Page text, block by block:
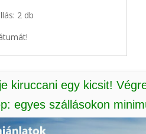
2 db
kiruccani egy kicsit!
egyes szállásokon